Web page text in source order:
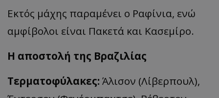
Εκτός μάχης παραμένει ο Ραφίνια, ενώ
αμφίβολοι είναι Πακετά και Κασεμίρο.
H αποστολή της Βραζιλίας
Τερματοφύλακες: Άλισον (Λίβερπουλ),